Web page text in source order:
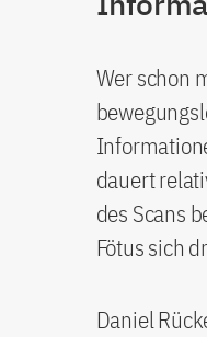
Wer schon
dauert
des Scans
Fötus sich
Daniel